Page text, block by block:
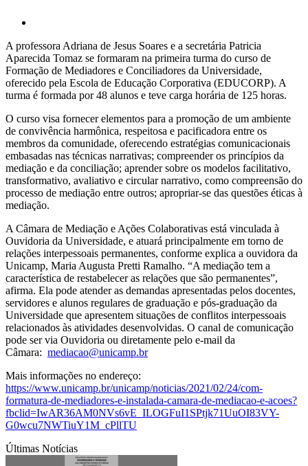
A professora Adriana de Jesus Soares e a secretária Patricia
Aparecida Tomaz se formaram na primeira turma do curso de
Formação de Mediadores e Conciliadores da Universidade,
oferecido pela Escola de Educação Corporativa (EDUCORP). A
turma é formada por 48 alunos e teve carga horária de 125 horas.
O curso visa fornecer elementos para a promoção de um ambiente
de convivência harmônica, respeitosa e pacificadora entre os
membros da comunidade, oferecendo estratégias comunicacionais
embasadas nas técnicas narrativas; compreender os princípios da
mediação e da conciliação; aprender sobre os modelos facilitativo,
transformativo, avaliativo e circular narrativo, como compreensão do
processo de mediação entre outros; apropriar-se das questões éticas à
mediação.
A Câmara de Mediação e Ações Colaborativas está vinculada à
Ouvidoria da Universidade, e atuará principalmente em torno de
relações interpessoais permanentes, conforme explica a ouvidora da
Unicamp, Maria Augusta Pretti Ramalho. “A mediação tem a
característica de restabelecer as relações que são permanentes”,
afirma. Ela pode atender as demandas apresentadas pelos docentes,
servidores e alunos regulares de graduação e pós-graduação da
Universidade que apresentem situações de conflitos interpessoais
relacionados às atividades desenvolvidas. O canal de comunicação
pode ser via Ouvidoria ou diretamente pelo e-mail da
Câmara: mediacao@unicamp.br
Mais informações no endereço:
https://www.unicamp.br/unicamp/noticias/2021/02/24/com-
formatura-de-mediadores-e-instalada-camara-de-mediacao-e-acoes?
fbclid=IwAR36AM0NVs6vE_ILOGFuI1SPtjk71UuOI83VY-
G0wcu7NWTiuY1M_cPllTU
Últimas Notícias